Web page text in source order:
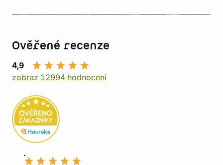
Ověřené recenze
4,9
zobraz 12994 hodnocení